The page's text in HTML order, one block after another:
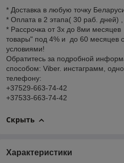
* Доставка в любую точку
* Оплата в 2 этапа( 30 раб. дней) ,
* Рассрочка от 3х до 8ми
товары" под 4% и до 60 месяцев
условиями!
Обратитесь за подробной
способом: Viber. инстаграмм,
телефону:
+37529-663-74-42
+37533-663-74-42
Скрыть
Характеристики